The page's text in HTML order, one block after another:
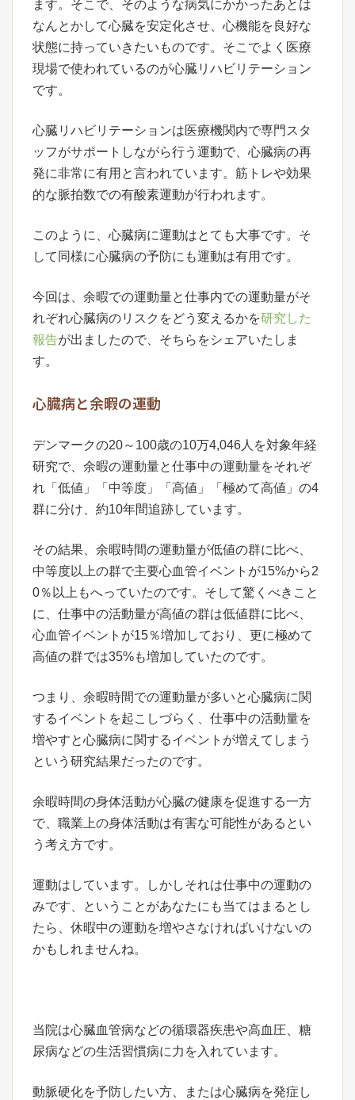
ます。そこで、そのような病気にかかったあとは
なんとかして心臓を安定化させ、心機能を良好な
状態に持っていきたいものです。そこでよく医療
現場で使われているのが心臓リハビリテーション
です。
心臓リハビリテーションは医療機関内で専門スタ
ッフがサポートしながら行う運動で、心臓病の再
発に非常に有用と言われています。筋トレや効果
的な脈拍数での有酸素運動が行われます。
このように、心臓病に運動はとても大事です。そ
して同様に心臓病の予防にも運動は有用です。
今回は、余暇での運動量と仕事内での運動量がそ
れぞれ心臓病のリスクをどう変えるかを研究した
報告が出ましたので、そちらをシェアいたしま
す。
心臓病と余暇の運動
デンマークの20～100歳の10万4,046人を対象年経
研究で、余暇の運動量と仕事中の運動量をそれぞ
れ「低値」「中等度」「高値」「極めて高値」の4
群に分け、約10年間追跡しています。
その結果、余暇時間の運動量が低値の群に比べ、
中等度以上の群で主要心血管イベントが15%から2
0％以上もへっていたのです。そして驚くべきこと
に、仕事中の活動量が高値の群は低値群に比べ、
心血管イベントが15％増加しており、更に極めて
高値の群では35%も増加していたのです。
つまり、余暇時間での運動量が多いと心臓病に関
するイベントを起こしづらく、仕事中の活動量を
増やすと心臓病に関するイベントが増えてしまう
という研究結果だったのです。
余暇時間の身体活動が心臓の健康を促進する一方
で、職業上の身体活動は有害な可能性があるとい
う考え方です。
運動はしています。しかしそれは仕事中の運動の
みです、ということがあなたにも当てはまるとし
たら、休暇中の運動を増やさなければいけないの
かもしれませんね。
当院は心臓血管病などの循環器疾患や高血圧、糖
尿病などの生活習慣病に力を入れています。
動脈硬化を予防したい方、または心臓病を発症し